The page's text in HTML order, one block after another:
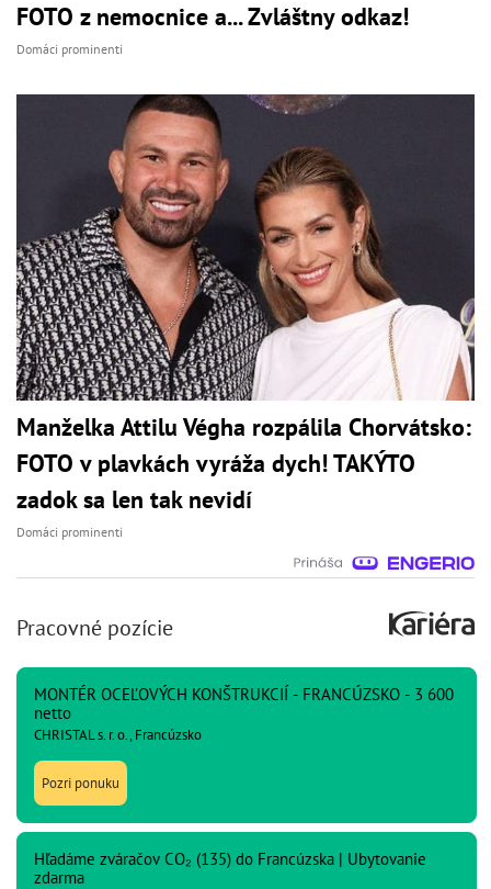
FOTO z nemocnice a... Zvláštny odkaz!
Domáci prominenti
Manželka Attilu Végha rozpálila Chorvátsko:
FOTO v plavkách vyráža dych! TAKÝTO
zadok sa len tak nevidí
Domáci prominenti
Pracovné pozície
MONTÉR OCEĽOVÝCH KONŠTRUKCIÍ - FRANCÚZSKO - 3 600
netto
CHRISTAL s. r. o., Francúzsko
Pozri ponuku
Hľadáme zváračov CO₂ (135) do Francúzska | Ubytovanie
zdarma